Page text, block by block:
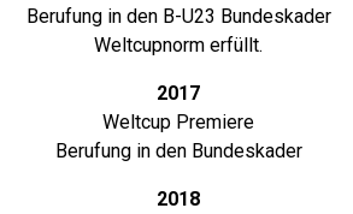
Berufung in den B-U23 Bundeskader
Weltcupnorm erfüllt.
2017
Weltcup Premiere
Berufung in den Bundeskader
2018